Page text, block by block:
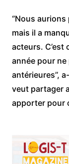
‘’Nous
mais il a
acteurs.
année pour
antérieures’’,
veut partager
apporter pour